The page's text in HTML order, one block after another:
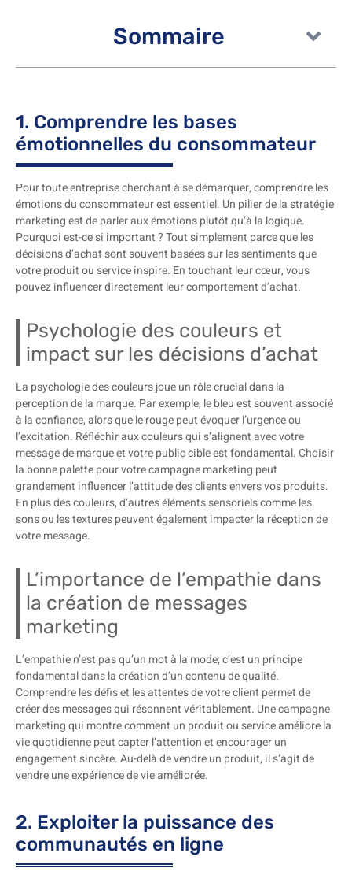
Sommaire
1. Comprendre les bases
émotionnelles du consommateur
Pour toute entreprise cherchant à se démarquer, comprendre les
émotions du consommateur est essentiel. Un pilier de la stratégie
marketing est de parler aux émotions plutôt qu’à la logique.
Pourquoi est-ce si important ? Tout simplement parce que les
décisions d’achat sont souvent basées sur les sentiments que
votre produit ou service inspire. En touchant leur cœur, vous
pouvez influencer directement leur comportement d’achat.
Psychologie des couleurs et
impact sur les décisions d’achat
La psychologie des couleurs joue un rôle crucial dans la
perception de la marque. Par exemple, le bleu est souvent associé
à la confiance, alors que le rouge peut évoquer l’urgence ou
l’excitation. Réfléchir aux couleurs qui s’alignent avec votre
message de marque et votre public cible est fondamental. Choisir
la bonne palette pour votre campagne marketing peut
grandement influencer l’attitude des clients envers vos produits.
En plus des couleurs, d’autres éléments sensoriels comme les
sons ou les textures peuvent également impacter la réception de
votre message.
L’importance de l’empathie dans
la création de messages
marketing
L’empathie n’est pas qu’un mot à la mode; c’est un principe
fondamental dans la création d’un contenu de qualité.
Comprendre les défis et les attentes de votre client permet de
créer des messages qui résonnent véritablement. Une campagne
marketing qui montre comment un produit ou service améliore la
vie quotidienne peut capter l’attention et encourager un
engagement sincère. Au-delà de vendre un produit, il s’agit de
vendre une expérience de vie améliorée.
2. Exploiter la puissance des
communautés en ligne